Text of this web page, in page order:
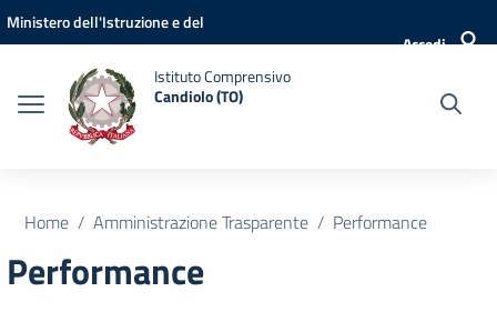
Vai ai contenuti
Vai al menu di navigazione
Vai al footer
Ministero dell'Istruzione e del
Accedi
Istituto Comprensivo
Candiolo (TO)
Home Amministrazione Trasparente Performance
Performance